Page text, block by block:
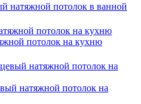
натяжной потолок в ванной
потолок на кухню
натяжной потолок на